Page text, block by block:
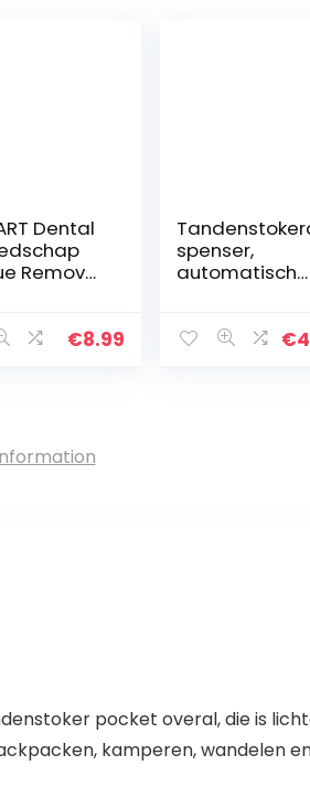
Dental
Remover
Kit
€8.99
spenser,
automatisch
€
pocket overal, die is
kamperen, wandelen